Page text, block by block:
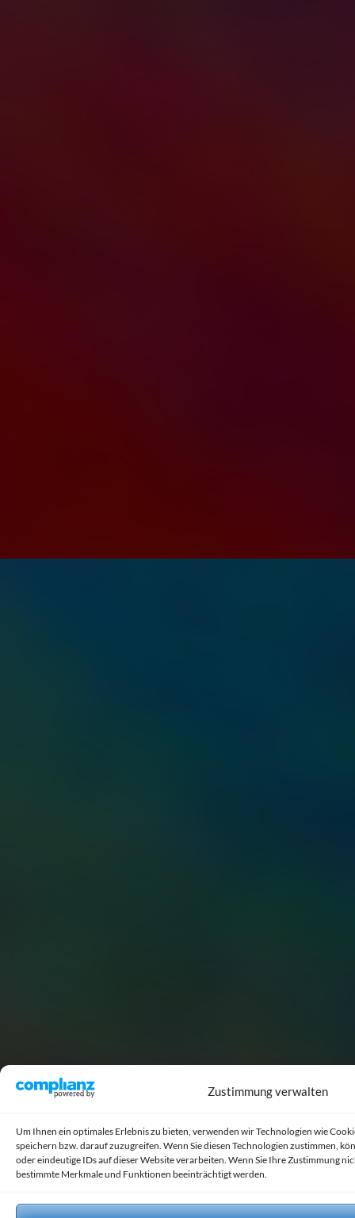
Zustimmung verwalten
Um Ihnen ein optimales Erlebnis zu bieten, verwenden wir Technologien wie
speichern bzw. darauf zuzugreifen. Wenn Sie diesen Technologien zustimmen,
oder eindeutige IDs auf dieser Website verarbeiten. Wenn Sie Ihre Zustimmung
bestimmte Merkmale und Funktionen beeinträchtigt werden.